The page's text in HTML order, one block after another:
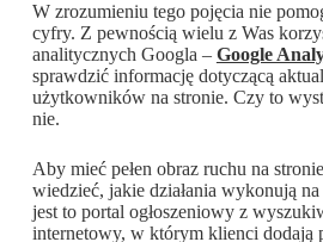
W zrozumieniu tego pojęcia nie
cyfry. Z pewnością wielu z Was
analitycznych Googla – Google
sprawdzić informację dotyczącą
użytkowników na stronie. Czy to
nie.
Aby mieć pełen obraz ruchu na
wiedzieć, jakie działania wykonują
jest to portal ogłoszeniowy z
internetowy, w którym klienci dodają